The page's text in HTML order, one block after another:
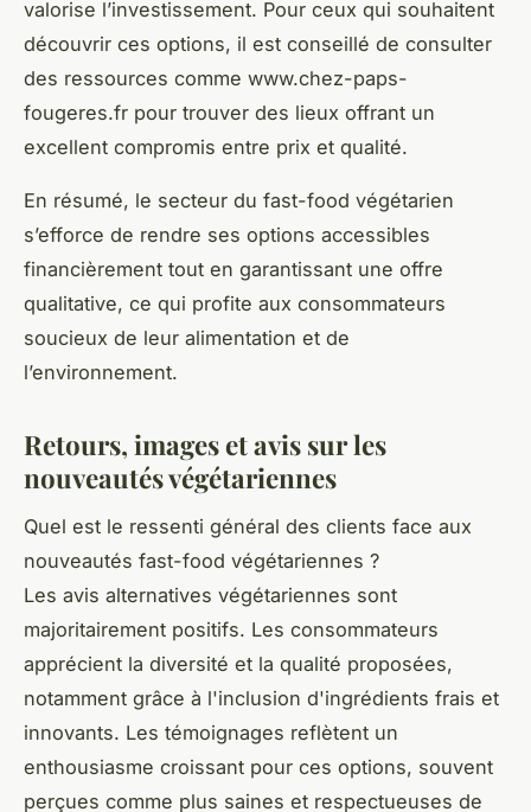
valorise l’investissement. Pour ceux qui souhaitent
découvrir ces options, il est conseillé de consulter
des ressources comme www.chez-paps-
fougeres.fr pour trouver des lieux offrant un
excellent compromis entre prix et qualité.
En résumé, le secteur du fast-food végétarien
s’efforce de rendre ses options accessibles
financièrement tout en garantissant une offre
qualitative, ce qui profite aux consommateurs
soucieux de leur alimentation et de
l’environnement.
Retours, images et avis sur les
nouveautés végétariennes
Quel est le ressenti général des clients face aux
nouveautés fast-food végétariennes ?
Les avis alternatives végétariennes sont
majoritairement positifs. Les consommateurs
apprécient la diversité et la qualité proposées,
notamment grâce à l'inclusion d'ingrédients frais et
innovants. Les témoignages reflètent un
enthousiasme croissant pour ces options, souvent
perçues comme plus saines et respectueuses de